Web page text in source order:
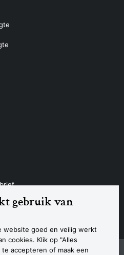
gebruik van
website goed en veilig werkt
cookies. Klik op "Alles
accepteren of maak een
Algemene voorwaardenDisclaimer